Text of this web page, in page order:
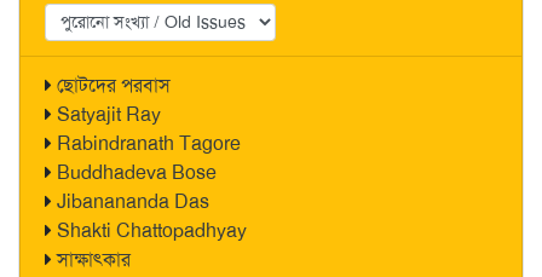
ছোটদের পরবাস
Satyajit Ray
Rabindranath Tagore
Buddhadeva Bose
Jibanananda Das
Shakti Chattopadhyay
সাক্ষাৎকার